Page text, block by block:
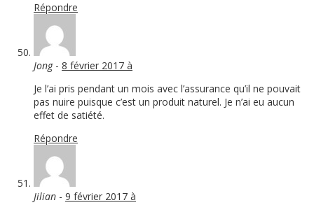
Répondre
Jong- 8 février 2017 à
Je l’ai pris pendant un mois avec l’assurance qu’il ne pouvait
pas nuire puisque c’est un produit naturel. Je n’ai eu aucun
effet de satiété.
Répondre
Jilian - 9 février 2017 à